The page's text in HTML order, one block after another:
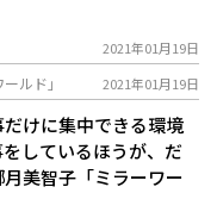
2021年01月19日
ルド」 2021年01月19日
だけに集中できる環境
しているほうが、だ
美智子「ミラーワー